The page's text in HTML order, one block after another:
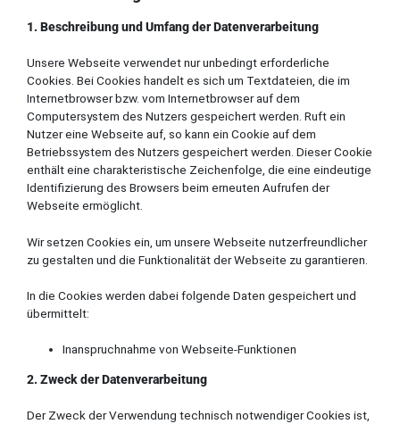
1. Beschreibung und Umfang der Datenverarbeitung
Unsere Webseite verwendet nur unbedingt erforderliche
Cookies. Bei Cookies handelt es sich um Textdateien, die im
Internetbrowser bzw. vom Internetbrowser auf dem
Computersystem des Nutzers gespeichert werden. Ruft ein
Nutzer eine Webseite auf, so kann ein Cookie auf dem
Betriebssystem des Nutzers gespeichert werden. Dieser Cookie
enthält eine charakteristische Zeichenfolge, die eine eindeutige
Identifizierung des Browsers beim erneuten Aufrufen der
Webseite ermöglicht.
Wir setzen Cookies ein, um unsere Webseite nutzerfreundlicher
zu gestalten und die Funktionalität der Webseite zu garantieren.
In die Cookies werden dabei folgende Daten gespeichert und
übermittelt:
Inanspruchnahme von Webseite-Funktionen
2. Zweck der Datenverarbeitung
Der Zweck der Verwendung technisch notwendiger Cookies ist,